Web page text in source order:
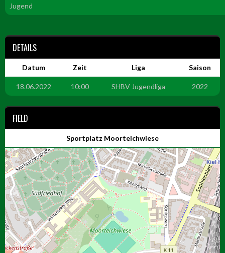
Jugend
DETAILS
Datum Zeit Liga Saison
18.06.2022 10:00 SHBV Jugendliga 2022
FIELD
Sportplatz Moorteichwiese